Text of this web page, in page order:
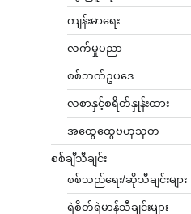
ကျန်းမာရေး
လက်မှုပညာ
စစ်ဘက်ဥပဒေ
လစာနှင့်စရိတ်နှုန်းထား
အထွေထွေဗဟုသုတ
စစ်ချီသီချင်း
စစ်သည်ရေး/ဆိုသီချင်းများ
ရဲစိတ်ရဲမာန်သီချင်းများ